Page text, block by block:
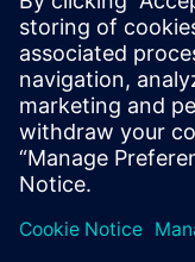
©Siemens 2026
ข้อมูลองค์กร
ประกาศความเป็นส่ว
ประกาศเกี่ยวกับคุกกี้
เงื่อนไขการใช้งาน